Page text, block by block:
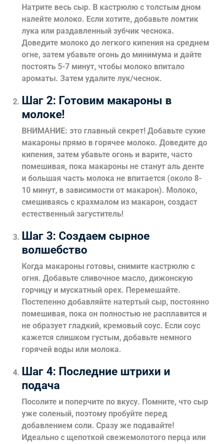
Натрите весь сыр. В кастрюлю с толстым дном
налейте молоко. Если хотите, добавьте ломтик
лука или раздавленный зубчик чеснока.
Доведите молоко до легкого кипения на среднем
огне, затем убавьте огонь до минимума и дайте
постоять 5-7 минут, чтобы молоко впитало
ароматы. Затем удалите лук/чеснок.
Шаг 2: Готовим макароны в
молоке!
ВНИМАНИЕ: это главный секрет! Добавьте сухие
макароны прямо в горячее молоко. Доведите до
кипения, затем убавьте огонь и варите, часто
помешивая, пока макароны не станут аль денте
и большая часть молока не впитается (около 8-
10 минут, в зависимости от макарон). Молоко,
смешиваясь с крахмалом из макарон, создаст
естественный загуститель!
Шаг 3: Создаем сырное
волшебство
Когда макароны готовы, снимите кастрюлю с
огня. Добавьте сливочное масло, дижонскую
горчицу и мускатный орех. Перемешайте.
Постепенно добавляйте натертый сыр, постоянно
помешивая, пока он полностью не расплавится и
не образует гладкий, кремовый соус. Если соус
кажется слишком густым, добавьте немного
горячей воды или молока.
Шаг 4: Последние штрихи и
подача
Посолите и поперчите по вкусу. Помните, что сыр
уже соленый, поэтому пробуйте перед
добавлением соли. Сразу же подавайте!
Идеально с щепоткой свежемолотого перца или